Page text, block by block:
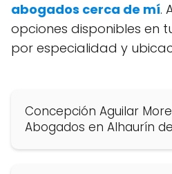
abogados cerca de mí.
opciones disponibles en
por especialidad y
Concepción Aguilar
Abogados en Alhaurín